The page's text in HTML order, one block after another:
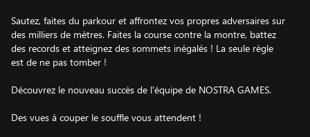
Sautez, faites du parkour et affrontez vos propres adversaires sur
des milliers de mètres. Faites la course contre la montre, battez
des records et atteignez des sommets inégalés ! La seule règle
est de ne pas tomber !
Découvrez le nouveau succès de l'équipe de NOSTRA GAMES.
Des vues à couper le souffle vous attendent !